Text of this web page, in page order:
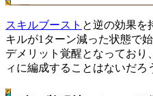
スキルブースト と逆の効果を
キルが1ターン減った状態で
デメリット覚醒となっており
ィに編成することはないだろ